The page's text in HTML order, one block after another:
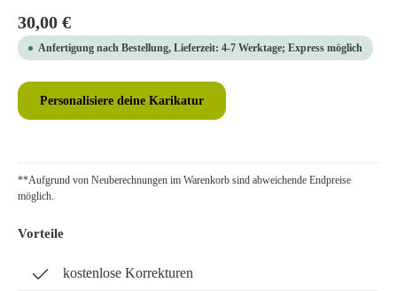
Regulärer Preis:
30,00 €
Anfertigung nach Bestellung, Lieferzeit: 4-7 Werktage; Express möglich
Personalisiere deine Karikatur
**Aufgrund von Neuberechnungen im Warenkorb sind abweichende Endpreise
möglich.
Vorteile
kostenlose Korrekturen